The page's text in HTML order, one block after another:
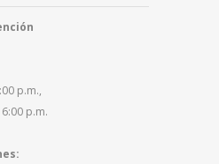
p.m.,
p.m.